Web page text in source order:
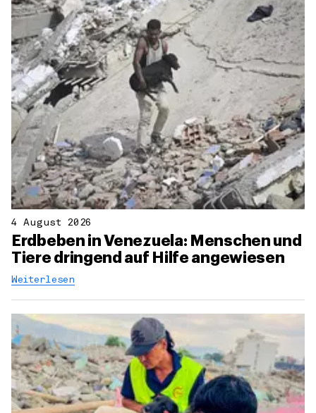
4 August 2026
Erdbeben in Venezuela: Menschen und
Tiere dringend auf Hilfe angewiesen
Weiterlesen